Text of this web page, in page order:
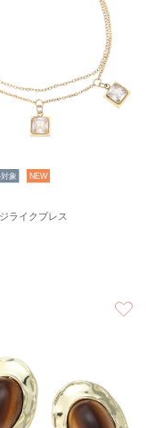
象 NEW
ライクブレス